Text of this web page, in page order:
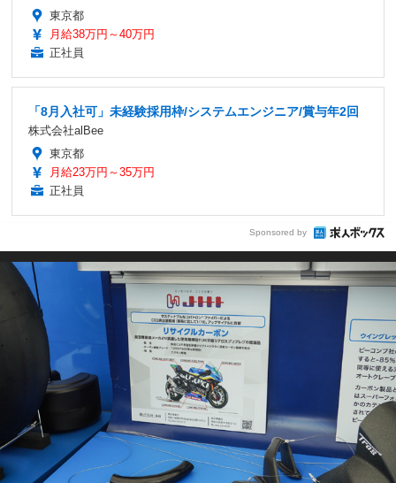
東京都
月給38万円～40万円
正社員
「8月入社可」未経験採用枠/システムエンジニア/賞与年2回
株式会社alBee
東京都
月給23万円～35万円
正社員
Sponsored by